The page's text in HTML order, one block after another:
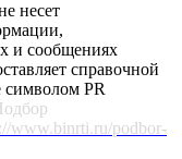
несет
и сообщениях
справочной
PR
www.binrti.ru/podbor-